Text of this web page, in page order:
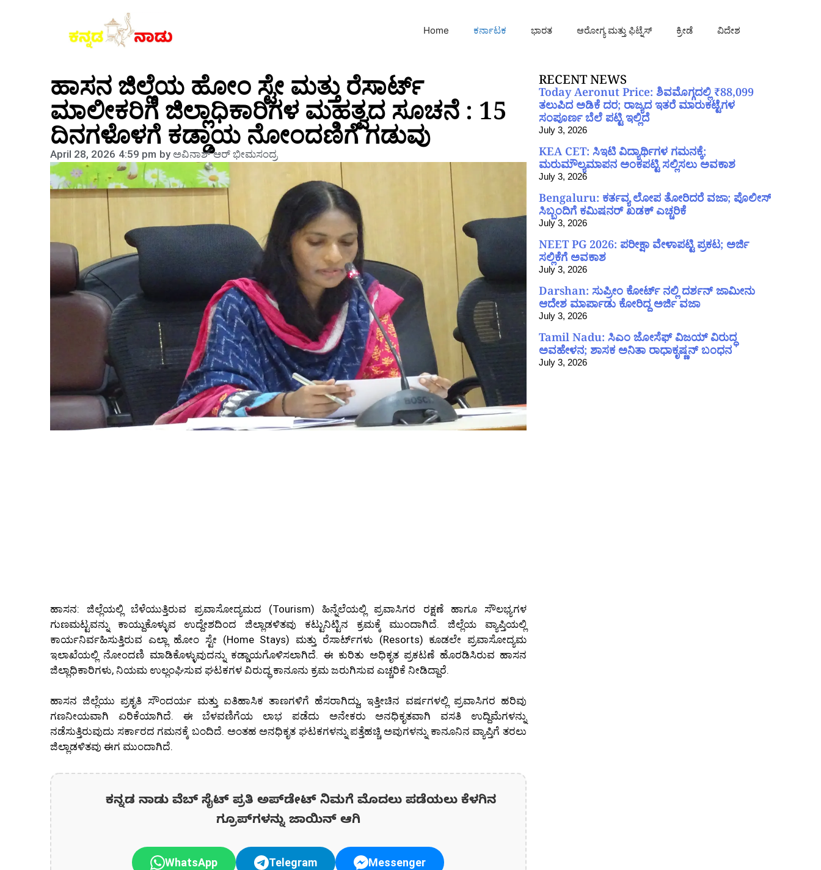
Home ಕರ್ನಾಟಕ ಭಾರತ ಆರೋಗ್ಯ ಮತ್ತು ಫಿಟ್ನೆಸ್ ಕ್ರೀಡೆ ವಿದೇಶ
ಹಾಸನ ಜಿಲ್ಲೆಯ ಹೋಂ ಸ್ಟೇ ಮತ್ತು ರೆಸಾರ್ಟ್
ಮಾಲೀಕರಿಗೆ ಜಿಲ್ಲಾಧಿಕಾರಿಗಳ ಮಹತ್ವದ ಸೂಚನೆ : 15
ದಿನಗಳೊಳಗೆ ಕಡ್ಡಾಯ ನೋಂದಣಿಗೆ ಗಡುವು
April 28, 2026 4:59 pm byಅವಿನಾಶ್‌ ಆರ್‌ ಭೀಮಸಂದ್ರ
ಹಾಸನ: ಜಿಲ್ಲೆಯಲ್ಲಿ ಬೆಳೆಯುತ್ತಿರುವ ಪ್ರವಾಸೋದ್ಯಮದ (Tourism) ಹಿನ್ನೆಲೆಯಲ್ಲಿ ಪ್ರವಾಸಿಗರ ರಕ್ಷಣೆ ಹಾಗೂ ಸೌಲಭ್ಯಗಳ
ಗುಣಮಟ್ಟವನ್ನು ಕಾಯ್ದುಕೊಳ್ಳುವ ಉದ್ದೇಶದಿಂದ ಜಿಲ್ಲಾಡಳಿತವು ಕಟ್ಟುನಿಟ್ಟಿನ ಕ್ರಮಕ್ಕೆ ಮುಂದಾಗಿದೆ. ಜಿಲ್ಲೆಯ ವ್ಯಾಪ್ತಿಯಲ್ಲಿ
ಕಾರ್ಯನಿರ್ವಹಿಸುತ್ತಿರುವ ಎಲ್ಲಾ ಹೋಂ ಸ್ಟೇ (Home Stays) ಮತ್ತು ರೆಸಾರ್ಟ್‌ಗಳು (Resorts) ಕೂಡಲೇ ಪ್ರವಾಸೋದ್ಯಮ
ಇಲಾಖೆಯಲ್ಲಿ ನೋಂದಣಿ ಮಾಡಿಕೊಳ್ಳುವುದನ್ನು ಕಡ್ಡಾಯಗೊಳಿಸಲಾಗಿದೆ. ಈ ಕುರಿತು ಅಧಿಕೃತ ಪ್ರಕಟಣೆ ಹೊರಡಿಸಿರುವ ಹಾಸನ
ಜಿಲ್ಲಾಧಿಕಾರಿಗಳು, ನಿಯಮ ಉಲ್ಲಂಘಿಸುವ ಘಟಕಗಳ ವಿರುದ್ಧ ಕಾನೂನು ಕ್ರಮ ಜರುಗಿಸುವ ಎಚ್ಚರಿಕೆ ನೀಡಿದ್ದಾರೆ.
ಹಾಸನ ಜಿಲ್ಲೆಯು ಪ್ರಕೃತಿ ಸೌಂದರ್ಯ ಮತ್ತು ಐತಿಹಾಸಿಕ ತಾಣಗಳಿಗೆ ಹೆಸರಾಗಿದ್ದು, ಇತ್ತೀಚಿನ ವರ್ಷಗಳಲ್ಲಿ ಪ್ರವಾಸಿಗರ ಹರಿವು
ಗಣನೀಯವಾಗಿ ಏರಿಕೆಯಾಗಿದೆ. ಈ ಬೆಳವಣಿಗೆಯ ಲಾಭ ಪಡೆದು ಅನೇಕರು ಅನಧಿಕೃತವಾಗಿ ವಸತಿ ಉದ್ದಿಮೆಗಳನ್ನು
ನಡೆಸುತ್ತಿರುವುದು ಸರ್ಕಾರದ ಗಮನಕ್ಕೆ ಬಂದಿದೆ. ಅಂತಹ ಅನಧಿಕೃತ ಘಟಕಗಳನ್ನು ಪತ್ತೆಹಚ್ಚಿ ಅವುಗಳನ್ನು ಕಾನೂನಿನ ವ್ಯಾಪ್ತಿಗೆ ತರಲು
ಜಿಲ್ಲಾಡಳಿತವು ಈಗ ಮುಂದಾಗಿದೆ.
ಕನ್ನಡ ನಾಡು ವೆಬ್ ಸೈಟ್ ಪ್ರತಿ ಅಪ್‌ಡೇಟ್‌ ನಿಮಗೆ ಮೊದಲು ಪಡೆಯಲು ಕೆಳಗಿನ
ಗ್ರೂಪ್‌ಗಳನ್ನು ಜಾಯಿನ್ ಆಗಿ
WhatsApp Telegram Messenger
RECENT NEWS
Today Aeronut Price: ಶಿವಮೊಗ್ಗದಲ್ಲಿ ₹88,099
ತಲುಪಿದ ಅಡಿಕೆ ದರ; ರಾಜ್ಯದ ಇತರೆ ಮಾರುಕಟ್ಟೆಗಳ
ಸಂಪೂರ್ಣ ಬೆಲೆ ಪಟ್ಟಿ ಇಲ್ಲಿದೆ
July 3, 2026
KEA CET: ಸಿಇಟಿ ವಿದ್ಯಾರ್ಥಿಗಳ ಗಮನಕ್ಕೆ;
ಮರುಮೌಲ್ಯಮಾಪನ ಅಂಕಪಟ್ಟಿ ಸಲ್ಲಿಸಲು ಅವಕಾಶ
July 3, 2026
Bengaluru: ಕರ್ತವ್ಯ ಲೋಪ ತೋರಿದರೆ ವಜಾ; ಪೊಲೀಸ್
ಸಿಬ್ಬಂದಿಗೆ ಕಮಿಷನರ್ ಖಡಕ್ ಎಚ್ಚರಿಕೆ
July 3, 2026
NEET PG 2026: ಪರೀಕ್ಷಾ ವೇಳಾಪಟ್ಟಿ ಪ್ರಕಟ; ಅರ್ಜಿ
ಸಲ್ಲಿಕೆಗೆ ಅವಕಾಶ
July 3, 2026
Darshan: ಸುಪ್ರೀಂ ಕೋರ್ಟ್ ನಲ್ಲಿ ದರ್ಶನ್ ಜಾಮೀನು
ಆದೇಶ ಮಾರ್ಪಾಡು ಕೋರಿದ್ದ ಅರ್ಜಿ ವಜಾ
July 3, 2026
Tamil Nadu: ಸಿಎಂ ಜೋಸೆಫ್ ವಿಜಯ್ ವಿರುದ್ಧ
ಅವಹೇಳನ; ಶಾಸಕ ಅನಿತಾ ರಾಧಾಕೃಷ್ಣನ್ ಬಂಧನ
July 3, 2026